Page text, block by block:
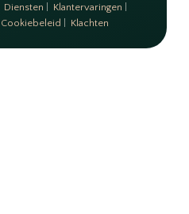
Diensten Klantervaringen
Cookiebeleid Klachten